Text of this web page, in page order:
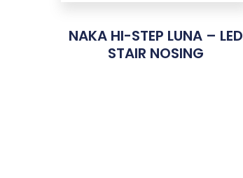
NAKA HI-STEP LUNA – LED
STAIR NOSING